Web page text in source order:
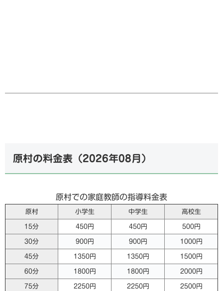
原村の料金表（2026年08月）
原村での家庭教師の指導料金表
原村 小学生 中学生 高校生
15分 450円 450円 500円
30分 900円 900円 1000円
45分 1350円 1350円 1500円
60分 1800円 1800円 2000円
75分 2250円 2250円 2500円